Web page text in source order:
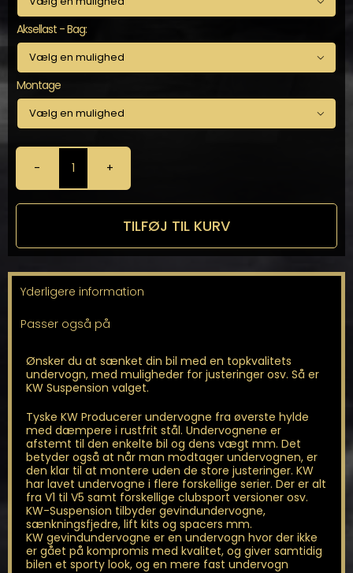

Aksellast - Bag:

Montage

KW
-
Gevindundervogn
MK6
MK7
antal
TILFØJ TIL KURV
Yderligere information
Passer også på
Ønsker du at sænket din bil med en topkvalitets
undervogn, med muligheder for justeringer osv. Så er
KW Suspension valget.
Tyske KW Producerer undervogne fra øverste hylde
med dæmpere i rustfrit stål. Undervognene er
afstemt til den enkelte bil og dens vægt mm. Det
betyder også at når man modtager undervognen, er
den klar til at montere uden de store justeringer. KW
har lavet undervogne i flere forskellige serier. Der er alt
fra V1 til V5 samt forskellige clubsport versioner osv.
KW-Suspension tilbyder gevindundervogne,
sænkningsfjedre, lift kits og spacers mm.
KW gevindundervogne er en undervogn hvor der ikke
er gået på kompromis med kvalitet, og giver samtidig
bilen et sporty look, og en mere fast undervogn